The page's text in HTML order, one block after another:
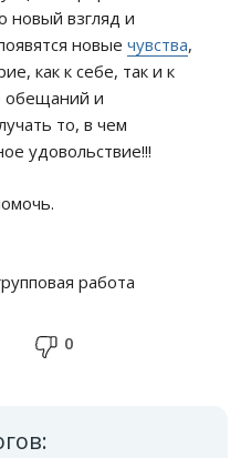
новый взгляд и
новые чувства,
как к себе, так и к
обещаний и
то, в чем
удовольствие!!!
работа
0